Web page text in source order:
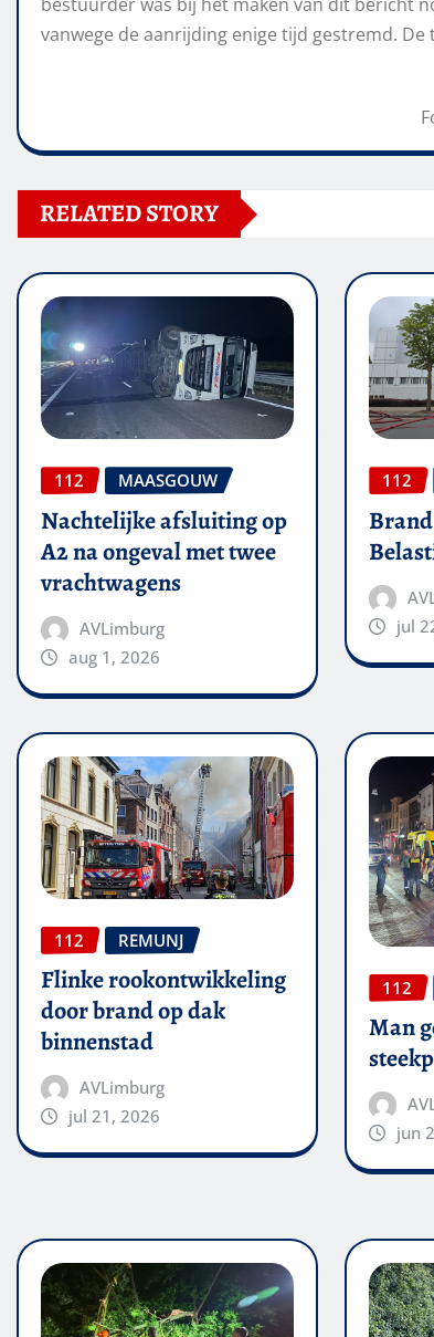
vanwege de aanrijding enige tijd gestremd.
RELATED STORY
112 MAASGOUW
Nachtelijke afsluiting op
A2 na ongeval met twee
vrachtwagens
AVLimburg
aug 1, 2026
112
jul
112 REMUNJ
Flinke rookontwikkeling
door brand op dak
binnenstad
AVLimburg
jul 21, 2026
112
Man
jun